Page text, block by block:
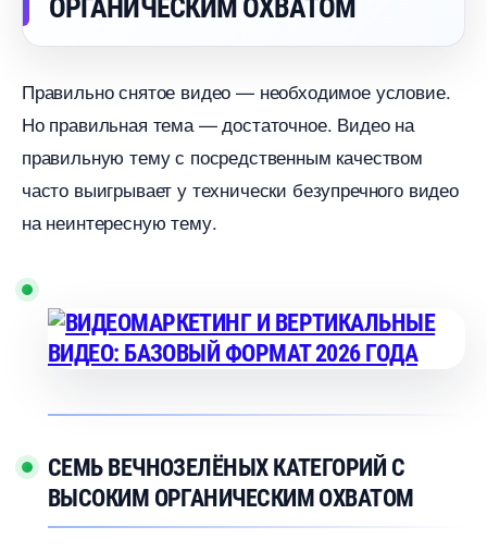
ОРГАНИЧЕСКИМ ОХВАТОМ
Правильно снятое видео — необходимое условие.
Но правильная тема — достаточное. Видео на
правильную тему с посредственным качеством
часто выигрывает у технически безупречного видео
на неинтересную тему.
СЕМЬ ВЕЧНОЗЕЛЁНЫХ КАТЕГОРИЙ С
ЫСОКИМ ОРГАНИЧЕСКИМ ОХВАТОМ